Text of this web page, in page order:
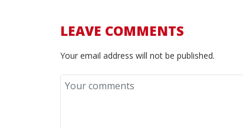
LEAVE COMMENTS
Your email address will not be published.